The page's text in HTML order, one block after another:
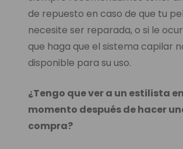
de repuesto en caso de que tu
necesite ser reparada, o si le
que haga que el sistema capilar
disponible para su uso.
¿Tengo que ver a un estilista
momento después de hacer
compra?